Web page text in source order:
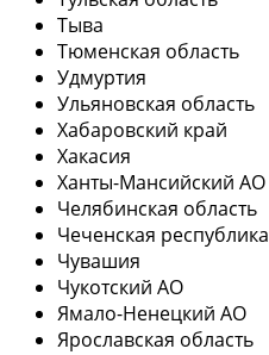
Тыва
Тюменская область
Удмуртия
Ульяновская область
Хабаровский край
Хакасия
Ханты-Мансийский АО
Челябинская область
Чеченская республика
Чувашия
Чукотский АО
Ямало-Ненецкий АО
Ярославская область